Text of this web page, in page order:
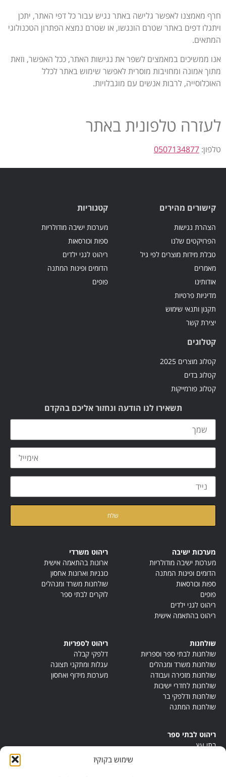
שימוש בקוקיז
חרף מאמצנו לאפשר גלישה באתר נגיש עבור כל דפי האתר, יתכן
ויתגלו דפים באתר שטרם הונגשו, או שטרם נמצא הפתרון הטכנולוגי
המתאים.
אנו ממשיכים במאמצים לשפר את נגישות האתר, ככל האפשר, וזאת
מתוך אמונה ומחויבות מוסרית לאפשר שימוש באתר לכלל
האוכלוסייה, לרבות אנשים עם מוגבלויות.
לעזרה טלפונית באתר
טלפון: 0507134877
קישורים מהירים
הצהרת נגישות
הפרויקטים שלנו
טבלת מידות מוצרים לפי גיל
מאמרים
אודותינו
מדיניות פרטיות
תקנון ותנאי שימוש
יצירת קשר
קטגוריות
מערכות ישיבה מודולריות
ספות וכורסאות
ריהוט לגני ילדים
הדומים ופינות המתנה
פופים
קטלוגים
קטלוג מוצרים 2025
קטלוג בדים
קטלוג פורמייקות
תשאירו לנו הודעה ונחזור אליכם בהקדם
מערכות ישיבה
מערכות ישיבה מודולריות
הדומים ופינות המתנה
ספות וכורסאות
פופים
ריהוט לגני ילדים
ריהוט בהתאמה אישית
ריהוט משרדי
ארונות בהתאמה אישית
כונניות וארונות אחסון
שולחנות משרד ומנהלים
לוקרים לבתי ספר
שולחנות
שולחנות לבתי ספר וספריות
שולחנות משרד ומנהלים
שולחנות מזכירה ועבודה
שולחנות לחדרי ישיבות
שולחנות ודלפקי בר
שולחנות המתנה
ריהוט לספריות
דלפקי קבלה
עגלות ומתקני תצוגה
מערכות מידוף ואחסון
ריהוט לבתי ספר
בתי עץ